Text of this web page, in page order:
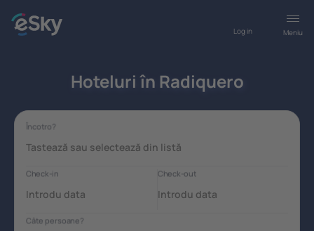
Meniu
Log in
Hoteluri în Radiquero